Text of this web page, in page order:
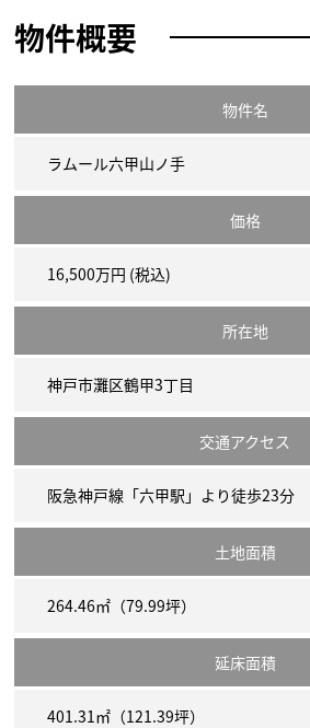
物件概要
物件名
ラムール六甲山ノ手
価格
16,500万円 (税込)
所在地
神戸市灘区鶴甲3丁目
交通アクセス
阪急神戸線「六甲駅」より徒歩23分
土地面積
264.46㎡（79.99坪）
延床面積
401.31㎡（121.39坪）